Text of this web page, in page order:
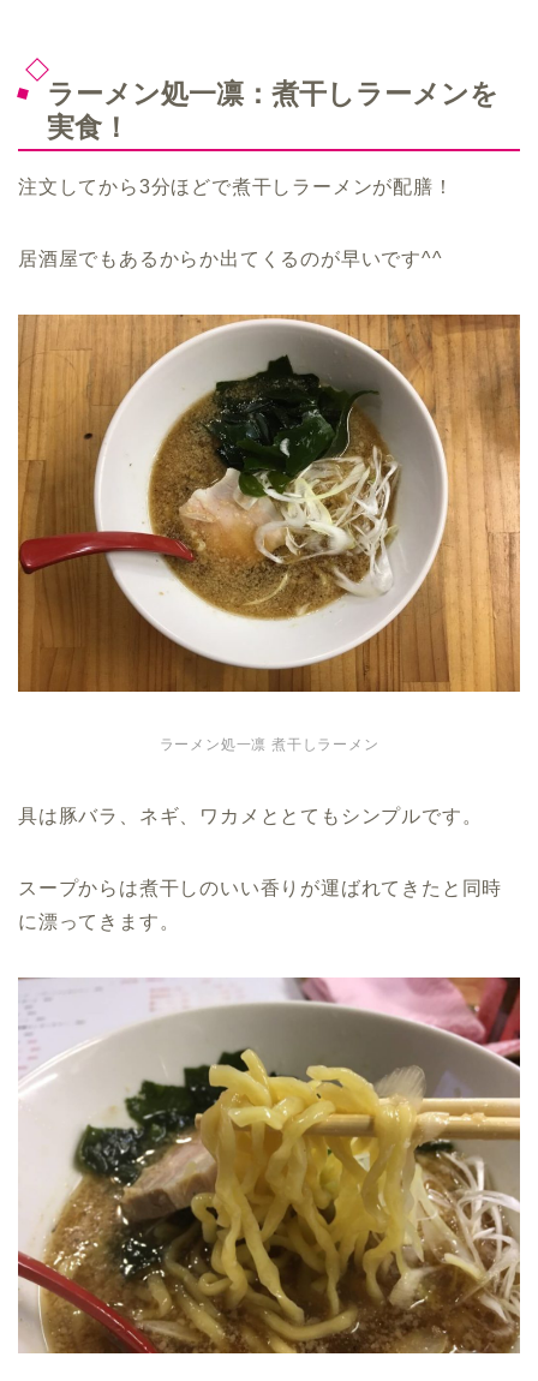
ラーメン処一凛：煮干しラーメンを
実食！
注文してから3分ほどで煮干しラーメンが配膳！
居酒屋でもあるからか出てくるのが早いです^^
ラーメン処一凛 煮干しラーメン
具は豚バラ、ネギ、ワカメととてもシンプルです。
スープからは煮干しのいい香りが運ばれてきたと同時
に漂ってきます。